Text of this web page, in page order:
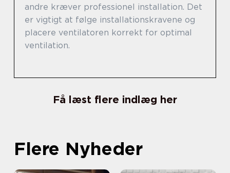
andre kræver professionel installation. Det
er vigtigt at følge installationskravene og
placere ventilatoren korrekt for optimal
ventilation.
Få læst flere indlæg her
Flere Nyheder